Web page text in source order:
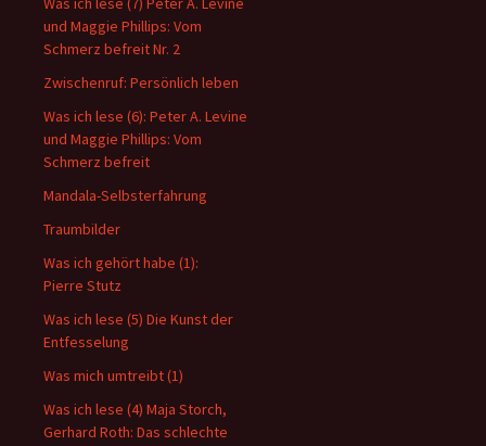
und Maggie Phillips: Vom
Schmerz befreit Nr. 2
Zwischenruf: Persönlich leben
Was ich lese (6): Peter A. Levine
und Maggie Phillips: Vom
Schmerz befreit
Mandala-Selbsterfahrung
Traumbilder
Was ich gehört habe (1):
Pierre Stutz
Was ich lese (5) Die Kunst der
Entfesselung
Was mich umtreibt (1)
Was ich lese (4) Maja Storch,
Gerhard Roth: Das schlechte